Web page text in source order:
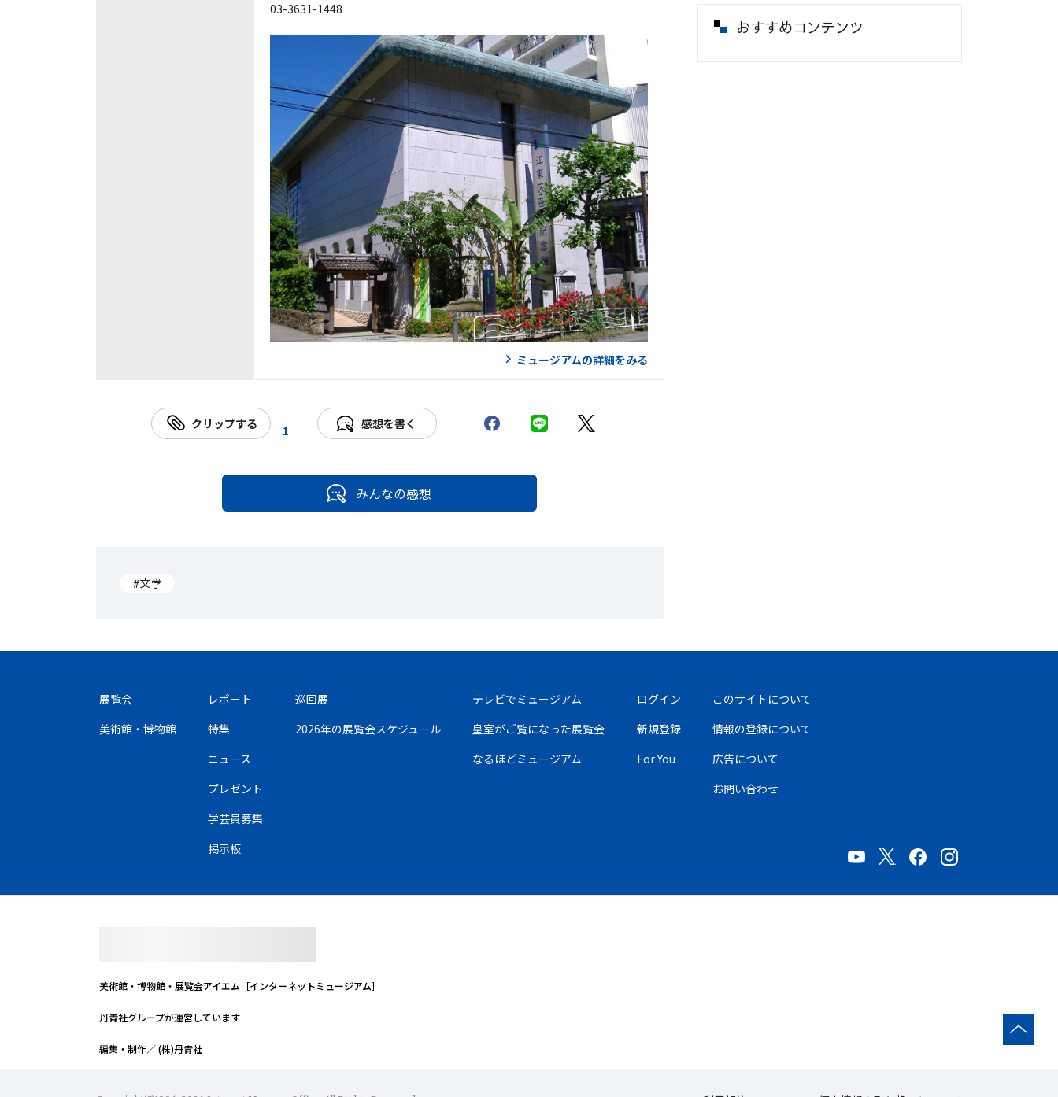
03-3631-1448
ミュージアムの詳細をみる
クリップする 1 感想を書く
みんなの感想
#文学
おすすめコンテンツ
展覧会
美術館・博物館
レポート
特集
ニュース
プレゼント
学芸員募集
掲示板
巡回展
2026年の展覧会スケジュール
テレビでミュージアム
皇室がご覧になった展覧会
なるほどミュージアム
ログイン
新規登録
For You
このサイトについて
情報の登録について
広告について
お問い合わせ
美術館・博物館・展覧会アイエム［インターネットミュージアム］
丹青社グループが運営しています
編集・制作／ (株)丹青社